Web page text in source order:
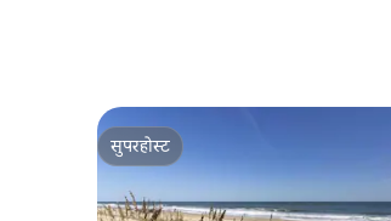
सुपरहोस्ट
सुपरहोस्ट